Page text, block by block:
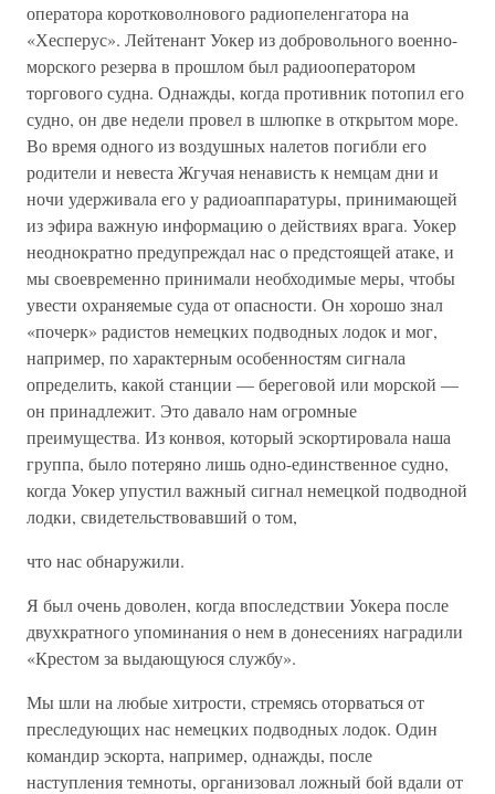
оператора коротковолнового радиопеленгатора на
«Хесперус». Лейтенант Уокер из добровольного военно-
морского резерва в прошлом был радиооператором
торгового судна. Однажды, когда противник потопил его
судно, он две недели провел в шлюпке в открытом море.
Во время одного из воздушных налетов погибли его
родители и невеста Жгучая ненависть к немцам дни и
ночи удерживала его у радиоаппаратуры, принимающей
из эфира важную информацию о действиях врага. Уокер
неоднократно предупреждал нас о предстоящей атаке, и
мы своевременно принимали необходимые меры, чтобы
увести охраняемые суда от опасности. Он хорошо знал
«почерк» радистов немецких подводных лодок и мог,
например, по характерным особенностям сигнала
определить, какой станции — береговой или морской —
он принадлежит. Это давало нам огромные
преимущества. Из конвоя, который эскортировала наша
группа, было потеряно лишь одно-единственное судно,
когда Уокер упустил важный сигнал немецкой подводной
лодки, свидетельствовавший о том,
что нас обнаружили.
Я был очень доволен, когда впоследствии Уокера после
двухкратного упоминания о нем в донесениях наградили
«Крестом за выдающуюся службу».
Мы шли на любые хитрости, стремясь оторваться от
преследующих нас немецких подводных лодок. Один
командир эскорта, например, однажды, после
наступления темноты, организовал ложный бой вдали от